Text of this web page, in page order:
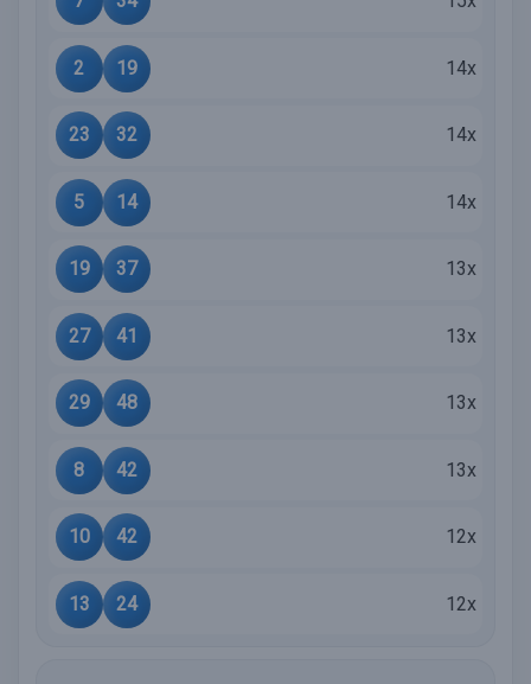
2 19 14x
23 32 14x
5 14 14x
19 37 13x
27 41 13x
29 48 13x
8 42 13x
10 42 12x
13 24 12x